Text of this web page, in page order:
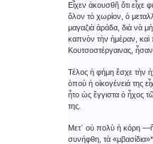
Εἶχεν ἀκουσθῆ ὅτι εἶχε
ὅλον τὸ χωρίον, ὁ
μαγαζιὰ ἀράδα, διὰ νὰ
καπνὸν τὴν ἡμέραν,
Κουτσοστέργαινας,
Τέλος ἡ φήμη ἔσχε τὴν
ὁποὺ ἡ οἰκογένειά της
ἦτο ὡς ἔγγιστα ὁ ἦχος
της.
Μετ᾿ οὐ πολὺ ἡ κόρη
συνήφθη, τὰ